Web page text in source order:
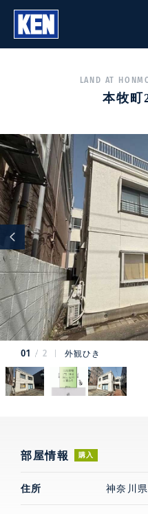
LAND AT
本牧町
01 2 外観ひき
部屋情報 購入
住所 神奈川